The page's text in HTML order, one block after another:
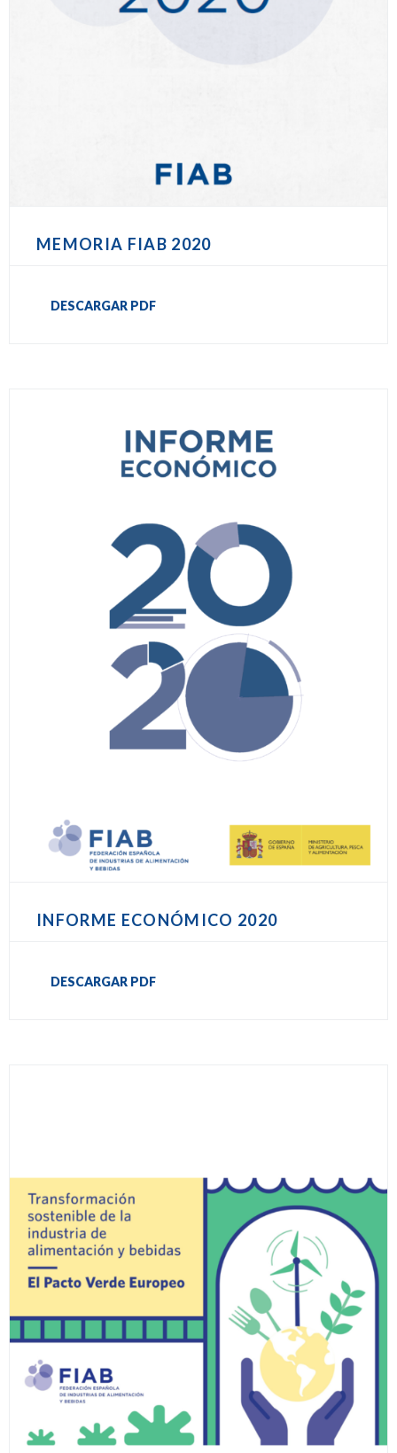
MEMORIA FIAB 2020
DESCARGAR PDF
INFORME ECONÓMICO 2020
DESCARGAR PDF